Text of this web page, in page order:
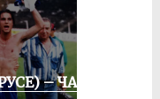
– ЧАСТ